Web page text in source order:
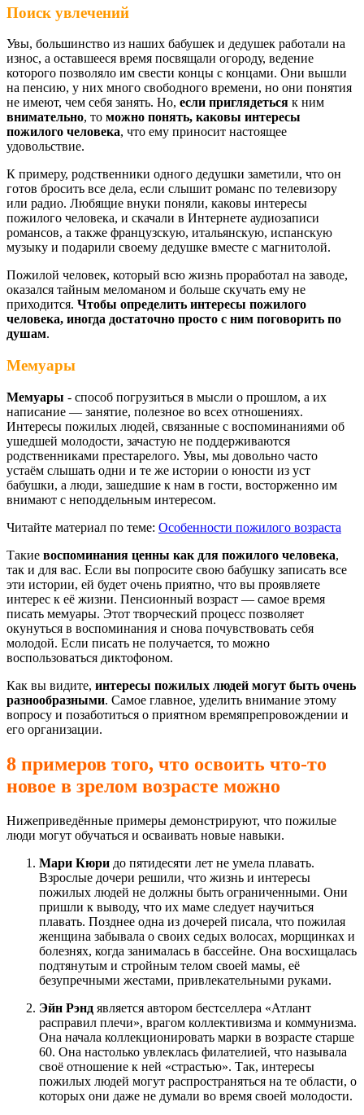
Поиск увлечений
Увы, большинство из наших бабушек и дедушек работали на
износ, а оставшееся время посвящали огороду, ведение
которого позволяло им свести концы с концами. Они вышли
на пенсию, у них много свободного времени, но они понятия
не имеют, чем себя занять. Но, если приглядеться к ним
внимательно, то можно понять, каковы интересы
пожилого человека, что ему приносит настоящее
удовольствие.
К примеру, родственники одного дедушки заметили, что он
готов бросить все дела, если слышит романс по телевизору
или радио. Любящие внуки поняли, каковы интересы
пожилого человека, и скачали в Интернете аудиозаписи
романсов, а также французскую, итальянскую, испанскую
музыку и подарили своему дедушке вместе с магнитолой.
Пожилой человек, который всю жизнь проработал на заводе,
оказался тайным меломаном и больше скучать ему не
приходится. Чтобы определить интересы пожилого
человека, иногда достаточно просто с ним поговорить по
душам.
Мемуары
Мемуары - способ погрузиться в мысли о прошлом, а их
написание — занятие, полезное во всех отношениях.
Интересы пожилых людей, связанные с воспоминаниями об
ушедшей молодости, зачастую не поддерживаются
родственниками престарелого. Увы, мы довольно часто
устаём слышать одни и те же истории о юности из уст
бабушки, а люди, зашедшие к нам в гости, восторженно им
внимают с неподдельным интересом.
Читайте материал по теме: Особенности пожилого возраста
Такие воспоминания ценны как для пожилого человека,
так и для вас. Если вы попросите свою бабушку записать все
эти истории, ей будет очень приятно, что вы проявляете
интерес к её жизни. Пенсионный возраст — самое время
писать мемуары. Этот творческий процесс позволяет
окунуться в воспоминания и снова почувствовать себя
молодой. Если писать не получается, то можно
воспользоваться диктофоном.
Как вы видите, интересы пожилых людей могут быть очень
разнообразными. Самое главное, уделить внимание этому
вопросу и позаботиться о приятном времяпрепровождении и
его организации.
8 примеров того, что освоить что-то
новое в зрелом возрасте можно
Нижеприведённые примеры демонстрируют, что пожилые
люди могут обучаться и осваивать новые навыки.
Мари Кюри до пятидесяти лет не умела плавать.
Взрослые дочери решили, что жизнь и интересы
пожилых людей не должны быть ограниченными. Они
пришли к выводу, что их маме следует научиться
плавать. Позднее одна из дочерей писала, что пожилая
женщина забывала о своих седых волосах, морщинках и
болезнях, когда занималась в бассейне. Она восхищалась
подтянутым и стройным телом своей мамы, её
безупречными жестами, привлекательными руками.
Эйн Рэнд является автором бестселлера «Атлант
расправил плечи», врагом коллективизма и коммунизма.
Она начала коллекционировать марки в возрасте старше
60. Она настолько увлеклась филателией, что называла
своё отношение к ней «страстью». Так, интересы
пожилых людей могут распространяться на те области, о
которых они даже не думали во время своей молодости.